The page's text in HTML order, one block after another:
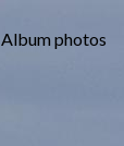
Album photos